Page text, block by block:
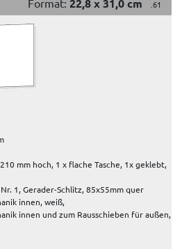
.61
mm hoch, 1 x flache Tasche, 1x geklebt,
1, Gerader-Schlitz, 85x55mm quer
innen, weiß,
innen und zum Rausschieben für außen,